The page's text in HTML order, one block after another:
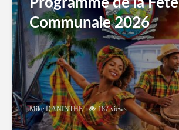
Communale 2026
Mike DANINTHE 187 views